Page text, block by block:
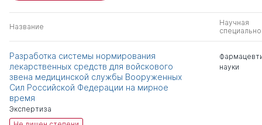
Название
Научная
Разработка системы нормирования
лекарственных средств для войскового
звена медицинской службы Вооруженных
Сил Российской Федерации на мирное
время
Экспертиза
науки